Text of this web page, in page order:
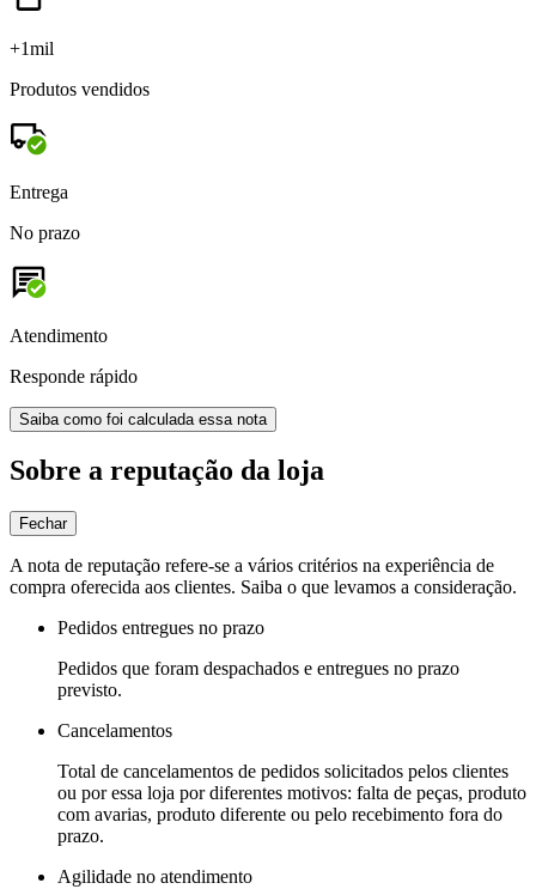
+1mil
Produtos vendidos
Entrega
No prazo
Atendimento
Responde rápido
Saiba como foi calculada essa nota
Sobre a reputação da loja
Fechar
A nota de reputação refere-se a vários critérios na experiência de
compra oferecida aos clientes. Saiba o que levamos a consideração.
Pedidos entregues no prazo
Pedidos que foram despachados e entregues no prazo
previsto.
Cancelamentos
Total de cancelamentos de pedidos solicitados pelos clientes
ou por essa loja por diferentes motivos: falta de peças, produto
com avarias, produto diferente ou pelo recebimento fora do
prazo.
Agilidade no atendimento